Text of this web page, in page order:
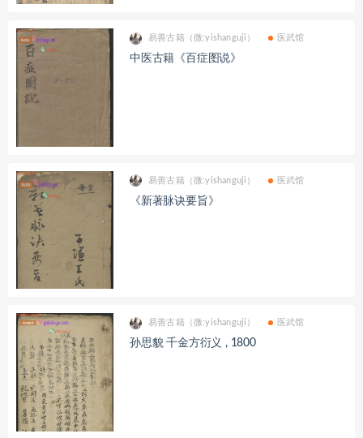
易善古籍（微:yishanguji） 医武馆
中医古籍《百症图说》
易善古籍（微:yishanguji） 医武馆
《新著脉诀要旨》
易善古籍（微:yishanguji） 医武馆
孙思貌 千金方衍义 , 1800